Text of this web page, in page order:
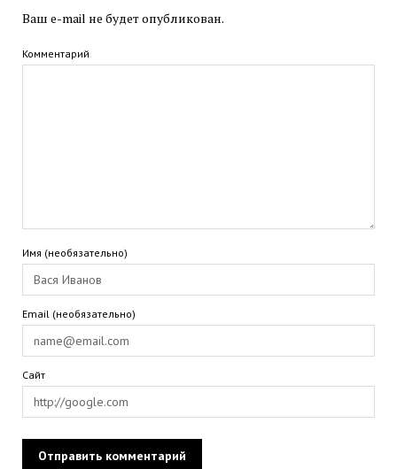
Ваш e-mail не будет опубликован.
Комментарий
Имя (необязательно)
Email (необязательно)
Сайт